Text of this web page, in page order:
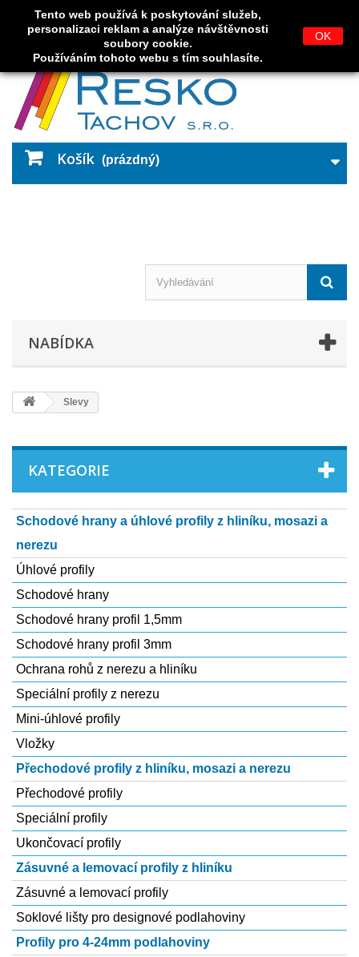
Košík (prázdný)
NABÍDKA
Slevy
KATEGORIE
Schodové hrany a úhlové profily z hliníku, mosazi a
nerezu
Úhlové profily
Schodové hrany
Schodové hrany profil 1,5mm
Schodové hrany profil 3mm
Ochrana rohů z nerezu a hliní­ku
Speciální­ profily z nerezu
Mini-úhlové profily
Vložky
Přechodové profily z hliníku, mosazi a nerezu
Přechodové profily
Speciální profily
Ukončovací profily
Zásuvné a lemovací profily z hliníku
Zásuvné a lemovací profily
Soklové lišty pro designové podlahoviny
Profily pro 4-24mm podlahoviny
Tento web používá k poskytování služeb,
personalizaci reklam a analýze návštěvnosti
soubory cookie.
Používáním tohoto webu s tím souhlasíte.
OK